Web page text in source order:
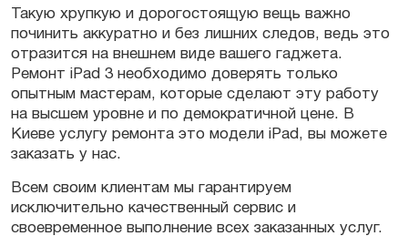
Такую хрупкую и дорогостоящую вещь важно
починить аккуратно и без лишних следов, ведь это
отразится на внешнем виде вашего гаджета.
Ремонт iPad 3 необходимо доверять только
опытным мастерам, которые сделают эту работу
на высшем уровне и по демократичной цене. В
Киеве услугу ремонта это модели iPad, вы можете
заказать у нас.
Всем своим клиентам мы гарантируем
исключительно качественный сервис и
своевременное выполнение всех заказанных услуг.